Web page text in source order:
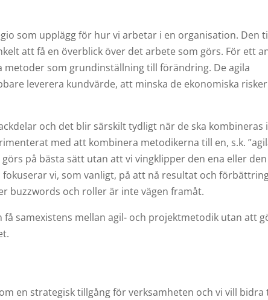
som upplägg för hur vi arbetar i en organisation. Den
att få en överblick över det arbete som görs. För ett
metoder som grundinställning till förändring. De agila
leverera kundvärde, att minska de ekonomiska
och det blir särskilt tydligt när de ska kombineras
med att kombinera metodikerna till en, s.k.
på bästa sätt utan att vi vingklipper den ena eller den
vi, som vanligt, på att nå resultat och
buzzwords och roller är inte vägen framåt.
samexistens mellan agil- och projektmetodik utan att
en strategisk tillgång för verksamheten och vi vill bidra